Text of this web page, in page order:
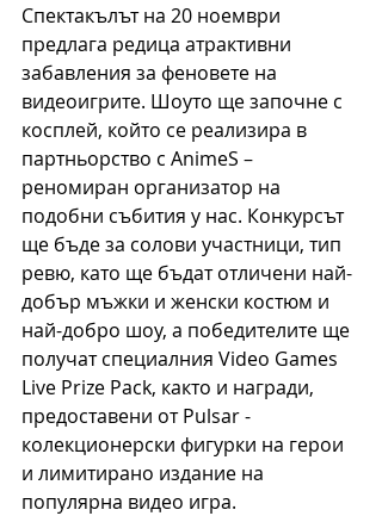
Спектакълът на 20 ноември
предлага редица атрактивни
забавления за феновете на
видеоигрите. Шоуто ще започне с
косплей, който се реализира в
партньорство с AnimeS –
реномиран организатор на
подобни събития у нас. Конкурсът
ще бъде за солови участници, тип
ревю, като ще бъдат отличени най-
добър мъжки и женски костюм и
най-добро шоу, а победителите ще
получат специалния Video Games
Live Prize Pack, както и награди,
предоставени от Pulsar -
колекционерски фигурки на герои
и лимитирано издание на
популярна видео игра.